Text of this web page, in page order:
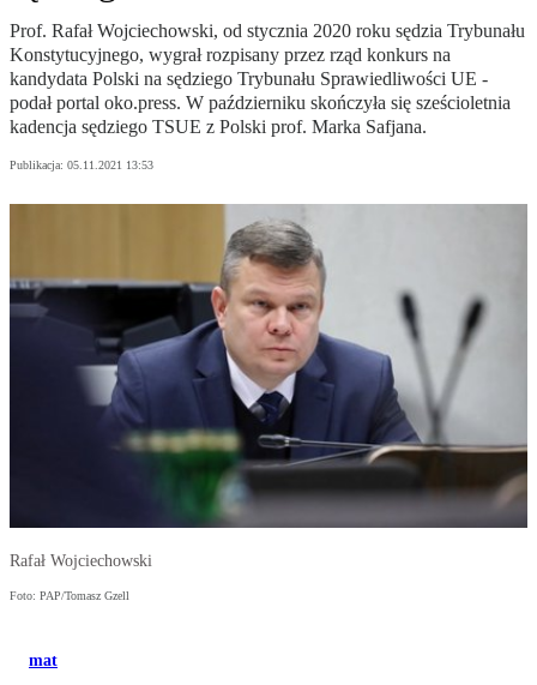
Prof. Rafał Wojciechowski, od stycznia 2020 roku sędzia Trybunału
Konstytucyjnego, wygrał rozpisany przez rząd konkurs na
kandydata Polski na sędziego Trybunału Sprawiedliwości UE -
podał portal oko.press. W październiku skończyła się sześcioletnia
kadencja sędziego TSUE z Polski prof. Marka Safjana.
Publikacja: 05.11.2021 13:53
Rafał Wojciechowski
Foto: PAP/Tomasz Gzell
mat